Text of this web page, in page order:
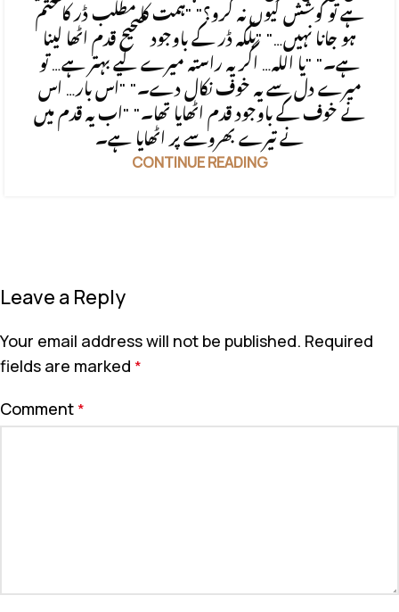
ہے تو کوشش کیوں نہ کرو؟" "ہمت کا مطلب ڈر کا ختم
ہو جانا نہیں…" "بلکہ ڈر کے باوجود صحیح قدم اٹھا لینا
ہے۔" "یا اللہ… اگر یہ راستہ میرے لیے بہتر ہے… تو
میرے دل سے یہ خوف نکال دے۔" "اس بار… اس
نے خوف کے باوجود قدم اٹھایا تھا۔" "اب یہ قدم میں
نے تیرے بھروسے پر اٹھایا ہے۔
CONTINUE READING
Leave a Reply
Your email address will not be published. Required
fields are marked *
Comment *